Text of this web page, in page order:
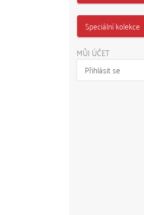
Speciální kolekce
MŮJ ÚČET
Přihlásit se